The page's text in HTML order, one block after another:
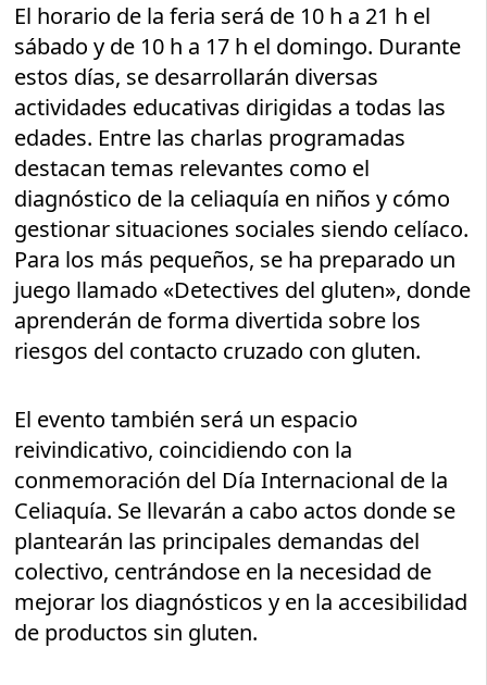
El horario de la feria será de 10 h a 21 h el
sábado y de 10 h a 17 h el domingo. Durante
estos días, se desarrollarán diversas
actividades educativas dirigidas a todas las
edades. Entre las charlas programadas
destacan temas relevantes como el
diagnóstico de la celiaquía en niños y cómo
gestionar situaciones sociales siendo celíaco.
Para los más pequeños, se ha preparado un
juego llamado «Detectives del gluten», donde
aprenderán de forma divertida sobre los
riesgos del contacto cruzado con gluten.
El evento también será un espacio
reivindicativo, coincidiendo con la
conmemoración del Día Internacional de la
Celiaquía. Se llevarán a cabo actos donde se
plantearán las principales demandas del
colectivo, centrándose en la necesidad de
mejorar los diagnósticos y en la accesibilidad
de productos sin gluten.